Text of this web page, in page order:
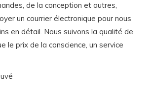
de la conception et autres,
un courrier électronique pour nous
en détail. Nous suivons la qualité de
le prix de la conscience, un service